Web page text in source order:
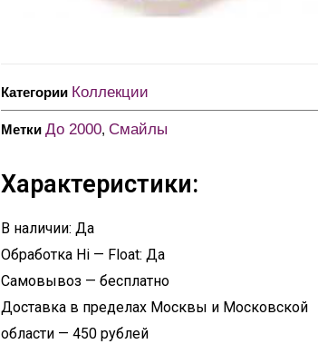
Категории Коллекции
Метки До 2000, Смайлы
Характеристики:
В наличии: Да
Обработка Hi — Float: Да
Самовывоз — бесплатно
Доставка в пределах Москвы и Московской
области — 450 рублей